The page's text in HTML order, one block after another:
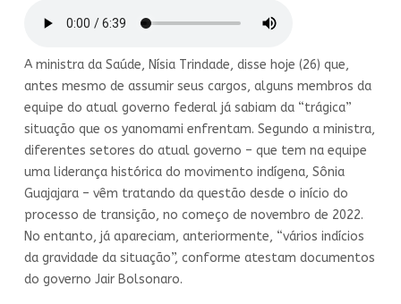
A ministra da Saúde, Nísia Trindade, disse hoje (26) que,
antes mesmo de assumir seus cargos, alguns membros da
equipe do atual governo federal já sabiam da “trágica”
situação que os yanomami enfrentam. Segundo a ministra,
diferentes setores do atual governo – que tem na equipe
uma liderança histórica do movimento indígena, Sônia
Guajajara – vêm tratando da questão desde o início do
processo de transição, no começo de novembro de 2022.
No entanto, já apareciam, anteriormente, “vários indícios
da gravidade da situação”, conforme atestam documentos
do governo Jair Bolsonaro.